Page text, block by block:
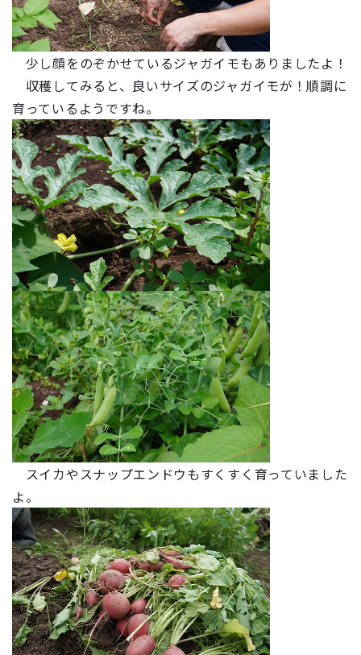
少し顔をのぞかせているジャガイモもありましたよ！
収穫してみると、良いサイズのジャガイモが！順調に
育っているようですね。
スイカやスナップエンドウもすくすく育っていました
よ。